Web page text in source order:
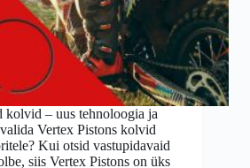
kolvid – uus tehnoloogia ja
Vertex Pistons kolvid
Kui otsid vastupidavaid
siis Vertex Pistons on üks